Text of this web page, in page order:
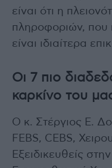
είναι ότι η
πληροφοριών,
είναι ιδιαίτερα
Οι 7 πιο
καρκίνο του
Ο κ. Στέργιος Ε.
FEBS, CEBS,
Εξειδικευθείς